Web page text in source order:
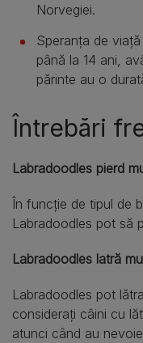
Norvegiei.
Speranța de
până la 14 ani,
părinte au o
Întrebări
Labradoodles pierd
În funcție de tipul de
Labradoodles pot să
Labradoodles latră
Labradoodles pot
considerați câini cu
atunci când au